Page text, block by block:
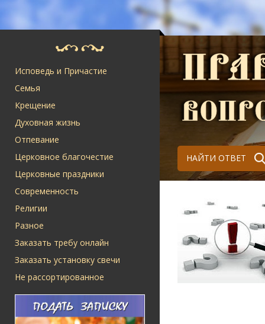
Исповедь и Причастие
Семья
Крещение
Духовная жизнь
Отпевание
Церковное благочестие
Церковные праздники
Современность
Религии
Разное
Заказать требу онлайн
Заказать установку свечи
Не рассортированное
НАЙТИ ОТВЕТ